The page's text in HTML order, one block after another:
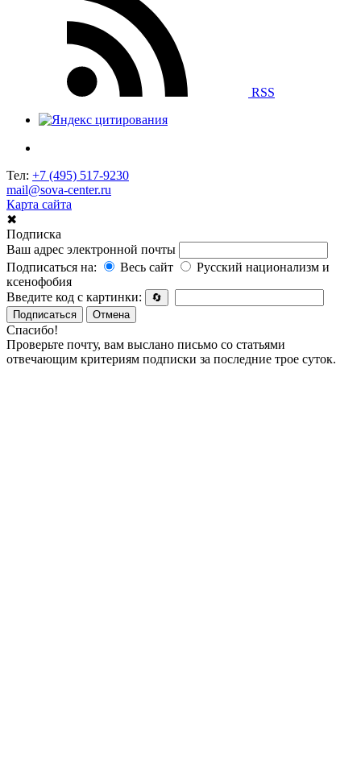
RSS
Тел: +7 (495) 517-9230
mail@sova-center.ru
Карта сайта
✖
Подписка
Ваш адрес электронной почты
Подписаться на:
Весь сайт
Русский национализм и
ксенофобия
Введите код с картинки:
🔄
Подписаться
Отмена
Спасибо!
Проверьте почту, вам выслано письмо со статьями
отвечающим критериям подписки за последние трое суток.